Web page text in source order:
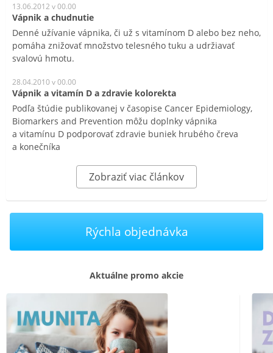
13.06.2012 v 00.00
Vápnik a chudnutie
Denné užívanie vápnika, či už s vitamínom D alebo bez neho,
pomáha znižovať množstvo telesného tuku a udržiavať
svalovú hmotu.
28.04.2010 v 00.00
Vápnik a vitamín D a zdravie kolorekta
Podľa štúdie publikovanej v časopise Cancer Epidemiology,
Biomarkers and Prevention môžu doplnky vápnika
a vitamínu D podporovať zdravie buniek hrubého čreva
a konečníka
Zobraziť viac článkov
Rýchla objednávka
Aktuálne promo akcie